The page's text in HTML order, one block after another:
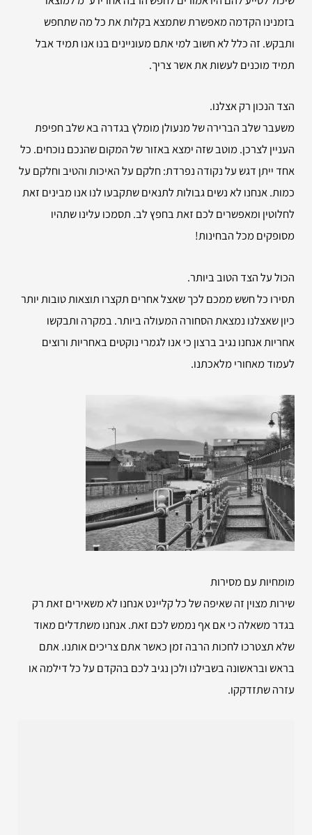
בזמנינו הקדמה מאפשרת שתמצא בקלות את כל מה שתחפש
ותבקש. זה כלל לא חשוב למי אתם מעוניינים בנו אנו תמיד אבל
תמיד מוכנים לעשות את אשר צריך.
הצד הנכון רק אצלנו.
משעבר שלב הברירה של מנעולן מומלץ בגדרה בא שלב חפיפת
העניין לצרכן. מוטב שזה ימצא באזור של המקום שהנכם נוכחים. כל
אחד ייתן דגש על נקודה נפרדת: חלקם על האיכות והטיב וחלקם על
כמות. אנחנו לא נשים גבולות לתנאים שתקבעו לנו אנו מבינים זאת
לחלוטין ומאפשרים לכם זאת בחפץ לב. תסמכו עלינו שתהיו
מסופקים מכל הבחינות!
הכול על הצד הטוב ביותר.
תסירו כל חשש ממכם לכך שאצל אחרים תקצרו תוצאות טובות יותר
כיון שאצלנו נמצאת הסחורה המעולה ביותר. במקרה ותבקשו
אחריות אנחנו נגיב ברצון כי אנו לגמרי נוקטים באחריות ורוצים
לעמוד מאחורי מלאכתנו.
מומחיות עם מסירות
שירות מצוין זה שאיפה של כל קליינט אנחנו לא משאירים זאת רק
בגדר משאלה כי אם אף נממש לכם זאת. אנחנו משתדלים מאוד
שלא תצטרכו לחכות הרבה זמן כאשר אתם צריכים אותנו. אתם
בראש ובראשונה בשבילנו ולכן נגיב לכם בהקדם על כל דילמה או
עזרה שתזדקקו.